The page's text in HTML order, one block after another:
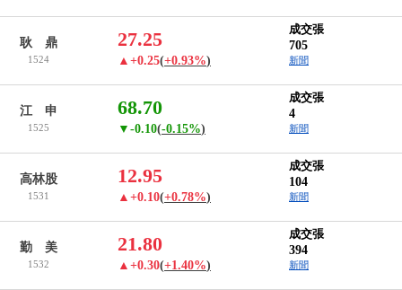
耿 鼎
1524
27.25
▲+0.25(+0.93%)
成交張
705
新聞
江 申
1525
68.70
▼-0.10(-0.15%)
成交張
4
新聞
高林股
1531
12.95
▲+0.10(+0.78%)
成交張
104
新聞
勤 美
1532
21.80
▲+0.30(+1.40%)
成交張
394
新聞